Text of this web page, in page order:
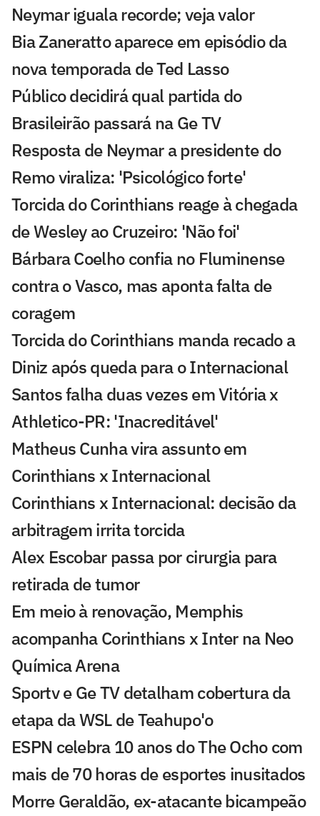
Neymar iguala recorde; veja valor
Bia Zaneratto aparece em episódio da
nova temporada de Ted Lasso
Público decidirá qual partida do
Brasileirão passará na Ge TV
Resposta de Neymar a presidente do
Remo viraliza: 'Psicológico forte'
Torcida do Corinthians reage à chegada
de Wesley ao Cruzeiro: 'Não foi'
Bárbara Coelho confia no Fluminense
contra o Vasco, mas aponta falta de
coragem
Torcida do Corinthians manda recado a
Diniz após queda para o Internacional
Santos falha duas vezes em Vitória x
Athletico-PR: 'Inacreditável'
Matheus Cunha vira assunto em
Corinthians x Internacional
Corinthians x Internacional: decisão da
arbitragem irrita torcida
Alex Escobar passa por cirurgia para
retirada de tumor
Em meio à renovação, Memphis
acompanha Corinthians x Inter na Neo
Química Arena
Sportv e Ge TV detalham cobertura da
etapa da WSL de Teahupo'o
ESPN celebra 10 anos do The Ocho com
mais de 70 horas de esportes inusitados
Morre Geraldão, ex-atacante bicampeão